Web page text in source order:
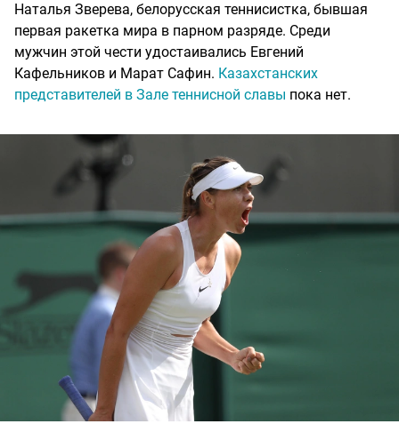
Наталья Зверева, белорусская теннисистка, бывшая
первая ракетка мира в парном разряде. Среди
мужчин этой чести удостаивались Евгений
Кафельников и Марат Сафин. Казахстанских
представителей в Зале теннисной славы пока нет.